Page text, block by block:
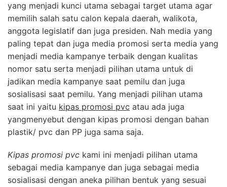
yang menjadi kunci utama sebagai target utama agar
memilih salah satu calon kepala daerah, walikota,
anggota legislatif dan juga presiden. Nah media yang
paling tepat dan juga media promosi serta media yang
menjadi media kampanye terbaik dengan kualitas
nomor satu serta menjadi pilihan utama untuk di
jadikan media kampanye saat pemilu dan juga
sosialisasi saat pemilu. Yang menjadi pilihan utama
saat ini yaitu kipas promosi pvc atau ada juga
yangmenyebut dengan kipas promosi dengan bahan
plastik/ pvc dan PP juga sama saja.
Kipas promosi pvc kami ini menjadi pilihan utama
sebagai media kampanye dan juga sebagai media
sosialisasi dengan aneka pilihan bentuk yang sesuai